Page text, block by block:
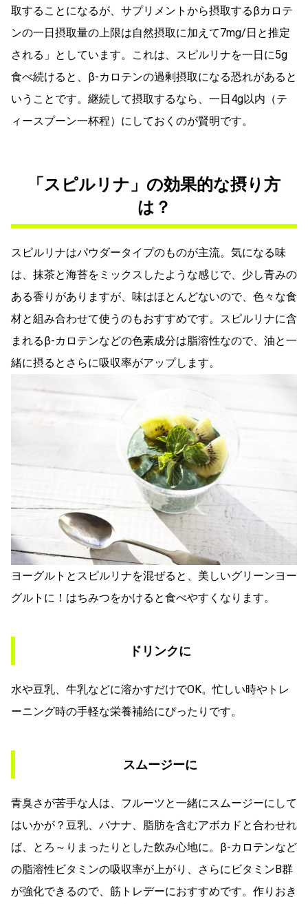
取することになるが、サプリメントから摂取するβカロテ
ンの一日摂取量の上限は自然摂取に加えて7mg/日と推定
される」としています。これは、スピルリナを一日に5g
食べ続けると、β-カロテンの過剰摂取になる恐れがあると
いうことです。継続して摂取するなら、一日4g以内（テ
ィースプーン一杯程）にしておくのが賢明です。
「スピルリナ」の効果的な摂り方
は？
スピルリナはパウダータイプのものが主流。気になる味
は、抹茶と海苔をミックスしたような感じで、少し青みの
ある香りがありますが、味はほとんどないので、色々な食
材と組み合わせて使うのもおすすめです。スピルリナに含
まれるβ-カロテンなどの色素成分は脂溶性なので、油と一
緒に摂るとさらに吸収率がアップします。
ヨーグルトとスピルリナを混ぜると、美しいグリーンヨー
グルトに！はちみつをかけると食べやすくなります。
ドリンクに
水や豆乳、牛乳などに溶かすだけでOK。忙しい時やトレ
ーニング時の手軽な栄養補給にぴったりです。
スムージーに
青臭さが苦手な人は、フルーツと一緒にスムージーにして
はいかが？豆乳、バナナ、脂肪を含むアボカドと合わせれ
ば、とろ～りまったりとした飲み心地に。β-カロテンなど
の脂溶性ビタミンの吸収率が上がり、さらにビタミンB群
が強化できるので、筋トレデーにおすすめです。作りおき